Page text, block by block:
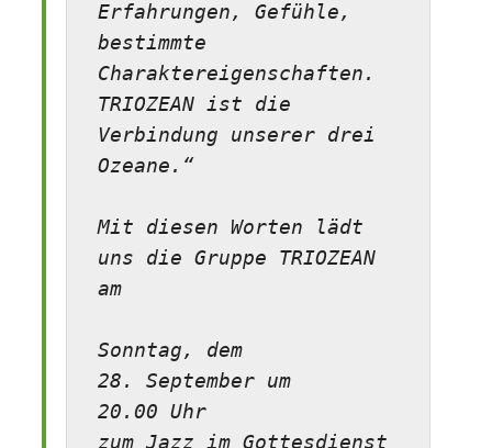
Erfahrungen, Gefühle,
bestimmte
Charaktereigenschaften.
TRIOZEAN ist die
Verbindung unserer drei
Ozeane.“
Mit diesen Worten lädt
uns die Gruppe TRIOZEAN
am
Sonntag, dem
28. September um
20.00 Uhr
zum Jazz im Gottesdienst